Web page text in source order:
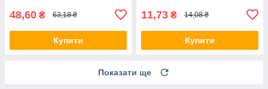
48,60 ₴ 63,18 ₴
Купити
11,73 ₴ 14,08 ₴
Купити
Показати ще